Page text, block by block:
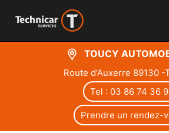
TOUCY
Route d'Auxerre 89130 -
Tel : 03 86 74 36
Prendre un rendez-